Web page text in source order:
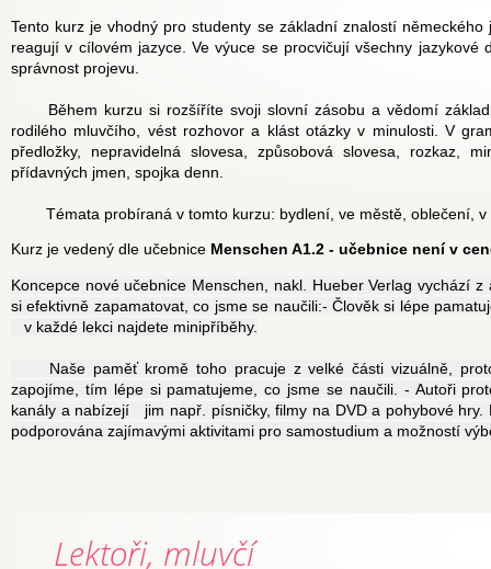
Tento kurz je vhodný pro studenty se základní znalostí
reagují v cílovém jazyce. Ve výuce se procvičují všechny
správnost projevu.
rodilého mluvčího, vést rozhovor a klást otázky v minulosti. V
předložky, nepravidelná slovesa, způsobová slovesa, rozkaz,
přídavných jmen, spojka denn.
Témata probíraná v tomto kurzu: bydlení, ve městě, oblečení, v
Kurz je vedený dle učebnice Menschen A1.2 - učebnice není v
Koncepce nové učebnice Menschen, nakl. Hueber Verlag vychází
si efektivně zapamatovat, co jsme se naučili:- Člověk si lépe
v každé lekci najdete minipříběhy.
zapojíme, tím lépe si pamatujeme, co jsme se naučili. - Autoři
kanály a nabízejí   jim např. písničky, filmy na DVD a pohybové
podporována zajímavými aktivitami pro samostudium a možností
Lektoři, mluvčí